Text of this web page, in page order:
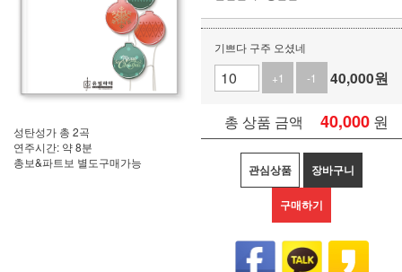
성탄성가 총 2곡
연주시간: 약 8분
총보&파트보 별도구매가능
기쁘다 구주 오셨네
+1
-1 40,000원
총 상품 금액 40,000 원
관심상품 장바구니
구매하기